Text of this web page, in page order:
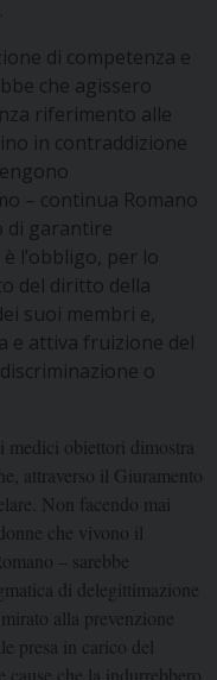
di competenza e
che agissero
riferimento alle
in contraddizione
– continua Romano
di garantire
l’obbligo, per lo
del diritto della
suoi membri e,
e attiva fruizione del
o
medici obiettori dimostra
attraverso il Giuramento
Non facendo mai
che vivono il
– sarebbe
di delegittimazione
alla prevenzione
presa in carico del
cause che la indurrebbero